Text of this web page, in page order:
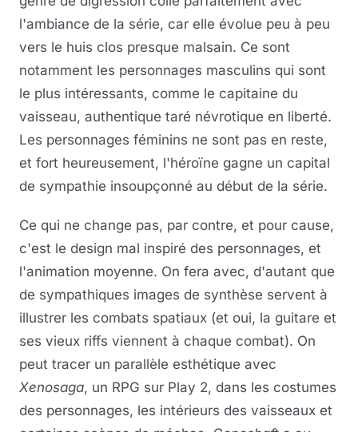
l'ambiance de la série, car elle évolue peu à peu
vers le huis clos presque malsain. Ce sont
notamment les personnages masculins qui sont
le plus intéressants, comme le capitaine du
vaisseau, authentique taré névrotique en liberté.
Les personnages féminins ne sont pas en reste,
et fort heureusement, l'héroïne gagne un capital
de sympathie insoupçonné au début de la série.
Ce qui ne change pas, par contre, et pour cause,
c'est le design mal inspiré des personnages, et
l'animation moyenne. On fera avec, d'autant que
de sympathiques images de synthèse servent à
illustrer les combats spatiaux (et oui, la guitare et
ses vieux riffs viennent à chaque combat). On
peut tracer un parallèle esthétique avec
Xenosaga, un RPG sur Play 2, dans les costumes
des personnages, les intérieurs des vaisseaux et